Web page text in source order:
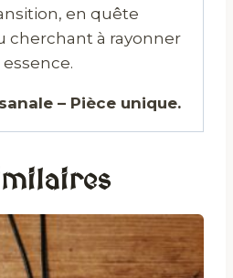
en quête
cherchant à rayonner
– Pièce unique.